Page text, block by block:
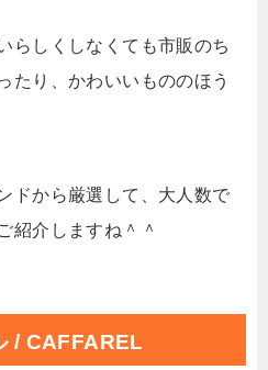
らしくしなくても市販のち
たり、かわいいもののほう
ドから厳選して、大人数で
紹介しますね＾＾
/ CAFFAREL